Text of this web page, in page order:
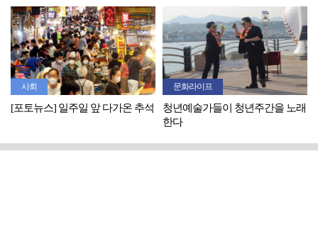
사회
[포토뉴스] 일주일 앞 다가온 추석
문화라이프
청년예술가들이 청년주간을 노래
한다